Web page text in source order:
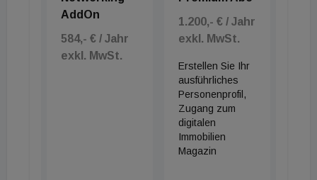
AddOn
584,- € / Jahr
exkl. MwSt.
1.200,- € / Jahr
exkl. MwSt.
Erstellen Sie Ihr
ausführliches
Personenprofil,
Zugang zum
digitalen
Immobilien
Magazin